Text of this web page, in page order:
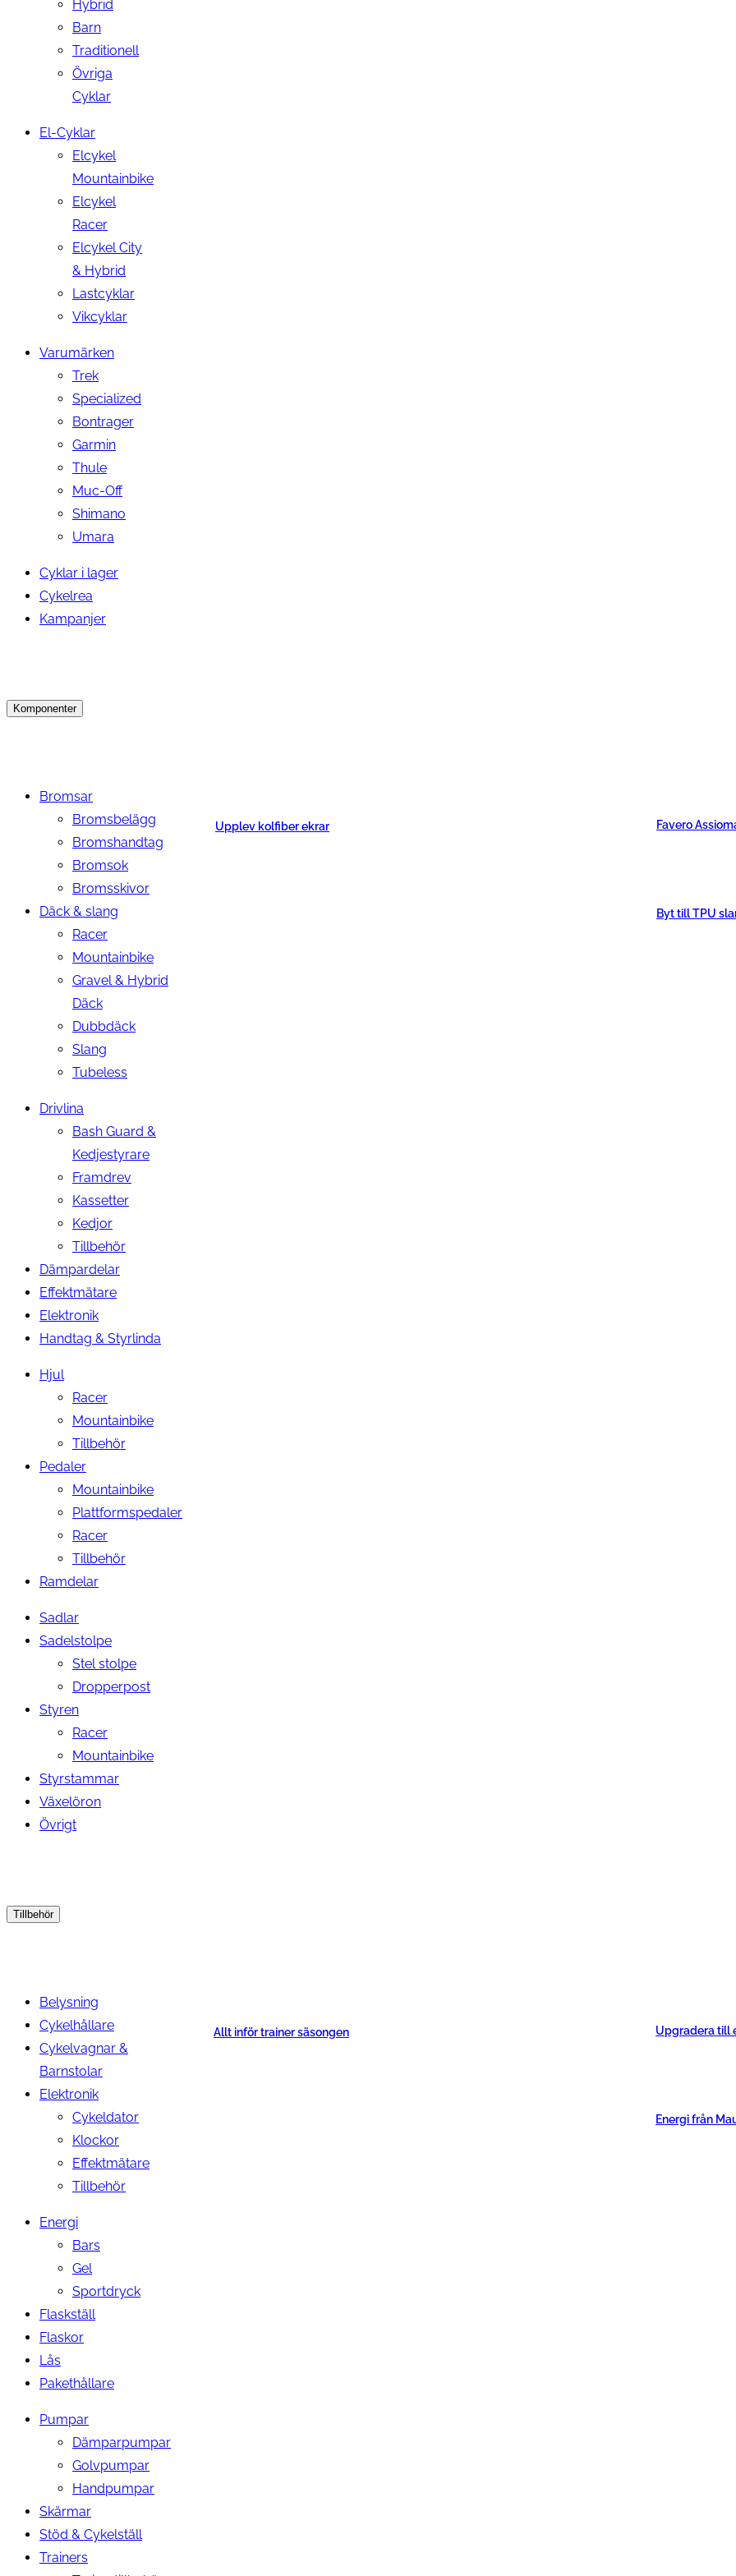
Hybrid
Barn
Traditionell
Övriga
Cyklar
El-Cyklar
Elcykel
Mountainbike
Elcykel
Racer
Elcykel City
& Hybrid
Lastcyklar
Vikcyklar
Varumärken
Trek
Specialized
Bontrager
Garmin
Thule
Muc-Off
Shimano
Umara
Cyklar i lager
Cykelrea
Kampanjer
Komponenter
Bromsar
Bromsbelägg
Bromshandtag
Bromsok
Bromsskivor
Däck & slang
Racer
Mountainbike
Gravel & Hybrid
Däck
Dubbdäck
Slang
Tubeless
Drivlina
Bash Guard &
Kedjestyrare
Framdrev
Kassetter
Kedjor
Tillbehör
Dämpardelar
Effektmätare
Elektronik
Handtag & Styrlinda
Hjul
Racer
Mountainbike
Tillbehör
Pedaler
Mountainbike
Plattformspedaler
Racer
Tillbehör
Ramdelar
Sadlar
Sadelstolpe
Stel stolpe
Dropperpost
Styren
Racer
Mountainbike
Styrstammar
Växelöron
Övrigt
Upplev kolfiber ekrar Favero
Byt till TPU
Tillbehör
Belysning
Cykelhållare
Cykelvagnar &
Barnstolar
Elektronik
Cykeldator
Klockor
Effektmätare
Tillbehör
Energi
Bars
Gel
Sportdryck
Flaskställ
Flaskor
Lås
Pakethållare
Pumpar
Dämparpumpar
Golvpumpar
Handpumpar
Skärmar
Stöd & Cykelställ
Trainers
Allt inför trainer säsongen Upgradera till
Energi från